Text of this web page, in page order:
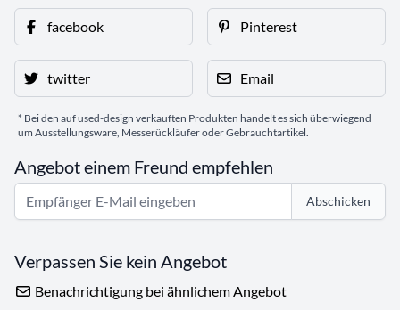
facebook Pinterest
twitter Email
* Bei den auf used-design verkauften Produkten handelt es sich überwiegend
um Ausstellungsware, Messerückläufer oder Gebrauchtartikel.
Angebot einem Freund empfehlen
Abschicken
Verpassen Sie kein Angebot
Benachrichtigung bei ähnlichem Angebot